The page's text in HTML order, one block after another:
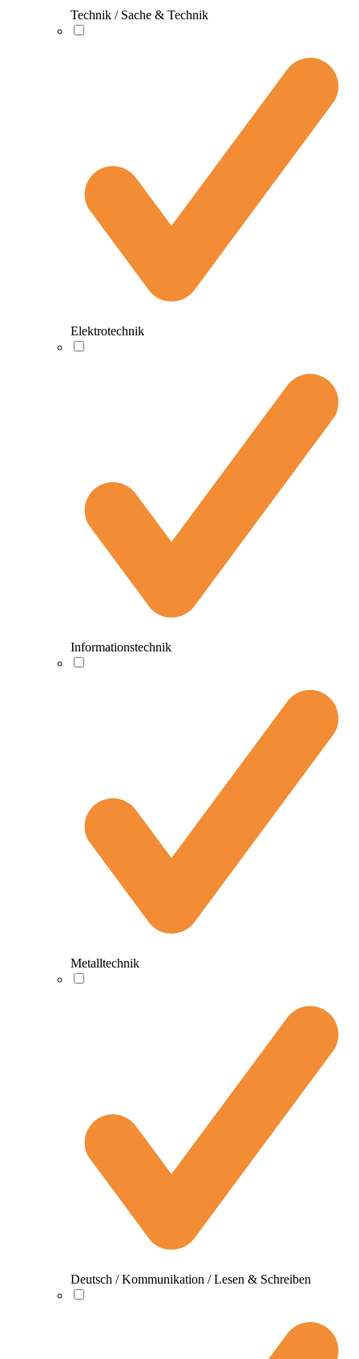
Technik / Sache & Technik
Elektrotechnik
Informationstechnik
Metalltechnik
Deutsch / Kommunikation / Lesen & Schreiben